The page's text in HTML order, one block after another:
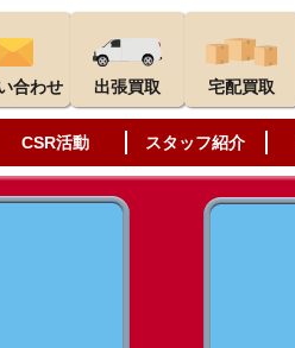
合わせ 出張買取 宅配買取
CSR活動 スタッフ紹介